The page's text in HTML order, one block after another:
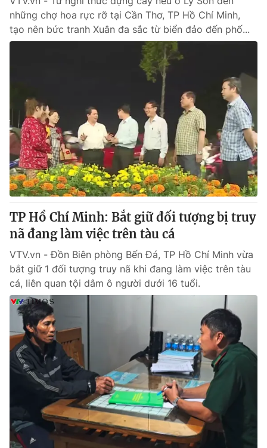
những chợ hoa rực rỡ tại Cần Thơ, TP Hồ Chí Minh,
tạo nên bức tranh Xuân đa sắc từ biển đảo đến phố...
TP Hồ Chí Minh: Bắt giữ đối tượng bị truy
nã đang làm việc trên tàu cá
VTV.vn - Đồn Biên phòng Bến Đá, TP Hồ Chí Minh vừa
bắt giữ 1 đối tượng truy nã khi đang làm việc trên tàu
cá, liên quan tội dâm ô người dưới 16 tuổi.